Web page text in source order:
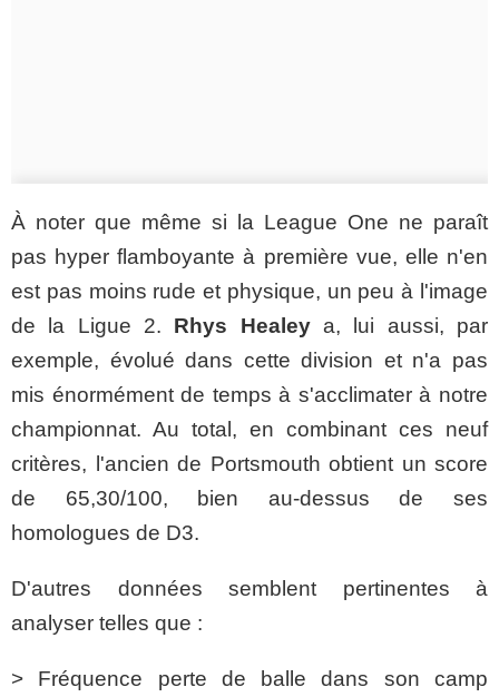
À noter que même si la League One ne paraît
pas hyper flamboyante à première vue, elle n'en
est pas moins rude et physique, un peu à l'image
de la Ligue 2. Rhys Healeya, lui aussi, par
exemple, évolué dans cette division et n'a pas
mis énormément de temps à s'acclimater à notre
championnat. Au total, en combinant ces neuf
critères, l'ancien de Portsmouth obtient un score
de 65,30/100, bien au-dessus de ses
homologues de D3.
D'autres données semblent pertinentes à
analyser telles que :
> Fréquence perte de balle dans son camp